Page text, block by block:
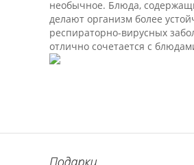
необычное. Блюда,
делают организм более
респираторно-вирусных
отлично сочетается с